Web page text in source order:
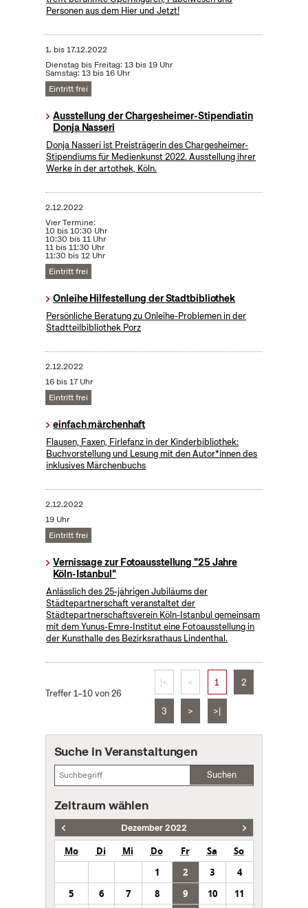
Personen aus dem Hier und Jetzt!
1. bis17.12.2022
Dienstag bis Freitag: 13 bis 19 Uhr
Samstag: 13 bis 16 Uhr
Eintritt frei
Ausstellung der Chargesheimer-Stipendiatin
Donja Nasseri
Donja Nasseri ist Preisträgerin des Chargesheimer-
Stipendiums für Medienkunst 2022. Ausstellung ihrer
Werke in der artothek, Köln.
2.12.2022
Vier Termine:
10 bis 10:30 Uhr
10:30 bis 11 Uhr
11 bis 11:30 Uhr
11:30 bis 12 Uhr
Eintritt frei
Onleihe Hilfestellung der Stadtbibliothek
Persönliche Beratung zu Onleihe-Problemen in der
Stadtteilbibliothek Porz
2.12.2022
16 bis 17 Uhr
Eintritt frei
einfach märchenhaft
Flausen, Faxen, Firlefanz in der Kinderbibliothek:
Buchvorstellung und Lesung mit den Autor*innen des
inklusives Märchenbuchs
2.12.2022
19 Uhr
Eintritt frei
Vernissage zur Fotoausstellung "25 Jahre
Köln-Istanbul"
Anlässlich des 25-jährigen Jubiläums der
Städtepartnerschaft veranstaltet der
Städtepartnerschaftsverein Köln-Istanbul gemeinsam
mit dem Yunus-Emre-Institut eine Fotoausstellung in
der Kunsthalle des Bezirksrathaus Lindenthal.
Treffer 1–10 von 26
|< < 1 2
3 > >|
Suche in Veranstaltungen
Suchen
Zeitraum wählen
Dezember 2022
Mo Di Mi Do Fr Sa
So
1
2 3
4
5
6 7 8 9 10
11